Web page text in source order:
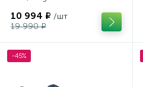
10 994 ₽ /шт
19 990 ₽
-45%